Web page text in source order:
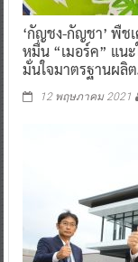
‘กัญชง-กัญชา’ พืช
หมื่น “เมอร์ค” แน
มั่นใจมาตรฐานผลิ
12 พฤษภาคม 2021